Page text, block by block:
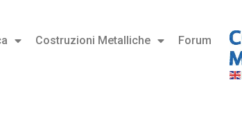
Costruzioni Metalliche Forum